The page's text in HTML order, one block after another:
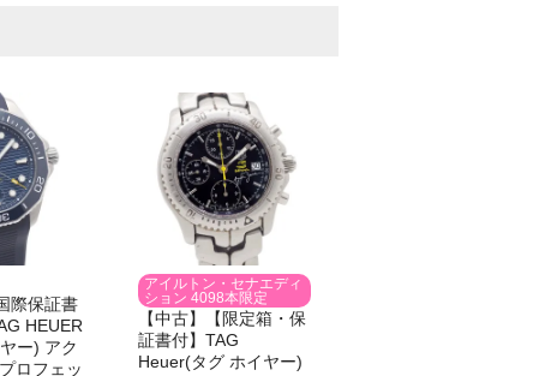
際保証書
HEUER
ー) アク
ロフェッ
アイルトン・セナエディ
ション 4098本限定
【中古】【限定箱・保
証書付】TAG
Heuer(タグ ホイヤー)